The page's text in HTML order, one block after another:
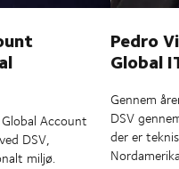
Account
DSV,
miljø.
Pedro
Global
Gennem
DSV
der er